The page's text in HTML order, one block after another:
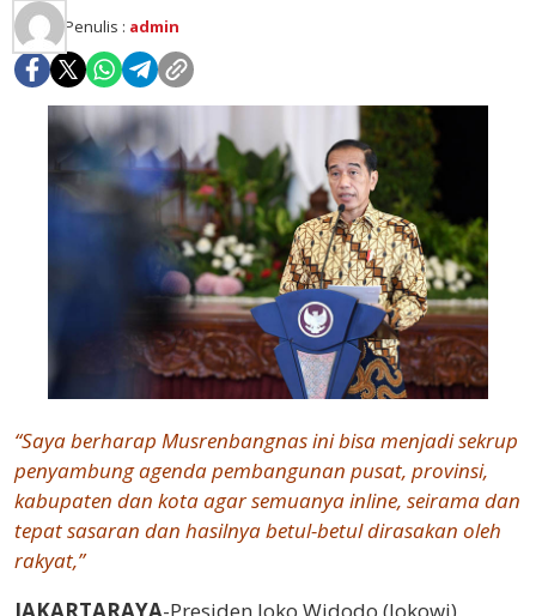
Penulis : admin
“Saya berharap Musrenbangnas ini bisa menjadi sekrup
penyambung agenda pembangunan pusat, provinsi,
kabupaten dan kota agar semuanya inline, seirama dan
tepat sasaran dan hasilnya betul-betul dirasakan oleh
rakyat,”